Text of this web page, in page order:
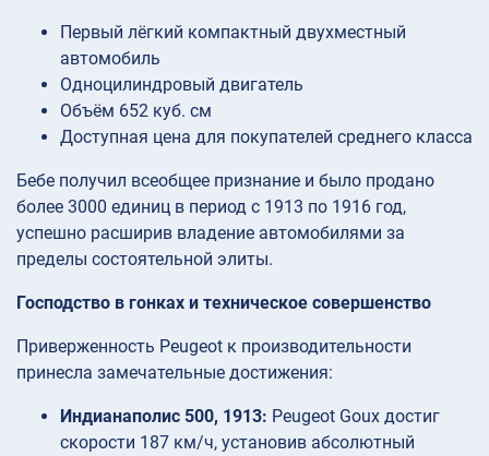
Первый лёгкий компактный двухместный
автомобиль
Одноцилиндровый двигатель
Объём 652 куб. см
Доступная цена для покупателей среднего класса
Бебе получил всеобщее признание и было продано
более 3000 единиц в период с 1913 по 1916 год,
успешно расширив владение автомобилями за
пределы состоятельной элиты.
Господство в гонках и техническое совершенство
Приверженность Peugeot к производительности
принесла замечательные достижения:
Индианаполис 500, 1913: Peugeot Goux достиг
скорости 187 км/ч, установив абсолютный